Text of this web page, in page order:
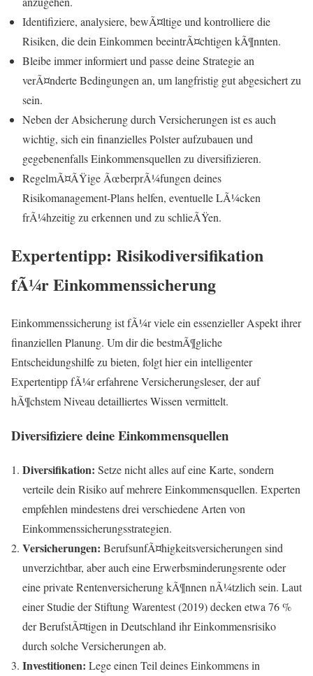
Identifiziere, analysiere, bewÃ¤ltige und kontrolliere die
Risiken, die dein Einkommen beeintrÃ¤chtigen kÃ¶nnten.
Bleibe immer informiert und passe deine Strategie an
verÃ¤nderte Bedingungen an, um langfristig gut abgesichert zu
sein.
Neben der Absicherung durch Versicherungen ist es auch
wichtig, sich ein finanzielles Polster aufzubauen und
gegebenenfalls Einkommensquellen zu diversifizieren.
RegelmÃ¤ÃŸige ÃœberprÃ¼fungen deines
Risikomanagement-Plans helfen, eventuelle LÃ¼cken
frÃ¼hzeitig zu erkennen und zu schlieÃŸen.
Expertentipp: Risikodiversifikation
fÃ¼r Einkommenssicherung
Einkommenssicherung ist fÃ¼r viele ein essenzieller Aspekt ihrer
finanziellen Planung. Um dir die bestmÃ¶gliche
Entscheidungshilfe zu bieten, folgt hier ein intelligenter
Expertentipp fÃ¼r erfahrene Versicherungsleser, der auf
hÃ¶chstem Niveau detailliertes Wissen vermittelt.
Diversifiziere deine Einkommensquellen
Diversifikation: Setze nicht alles auf eine Karte, sondern
verteile dein Risiko auf mehrere Einkommensquellen. Experten
empfehlen mindestens drei verschiedene Arten von
Einkommenssicherungsstrategien.
Versicherungen: BerufsunfÃ¤higkeitsversicherungen sind
unverzichtbar, aber auch eine Erwerbsminderungsrente oder
eine private Rentenversicherung kÃ¶nnen nÃ¼tzlich sein. Laut
einer Studie der Stiftung Warentest (2019) decken etwa 76 %
der BerufstÃ¤tigen in Deutschland ihr Einkommensrisiko
durch solche Versicherungen ab.
Investitionen: Lege einen Teil deines Einkommens in